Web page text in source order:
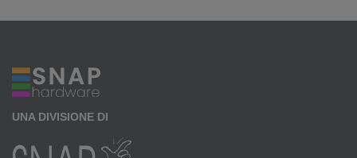
UNA DIVISIONE DI